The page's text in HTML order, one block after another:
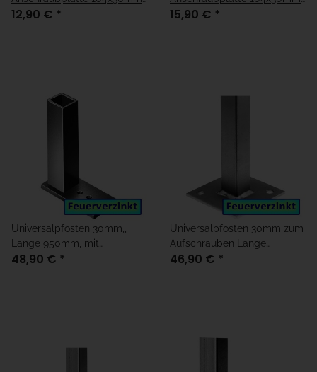
"fest"
12,90 € *
verstellbar
15,90 € *
Universalpfosten 30mm,,
Länge 950mm, mit
Anschraubplatte
48,90 € *
Universalpfosten 30mm zum
Aufschrauben Länge
1020mm
46,90 € *